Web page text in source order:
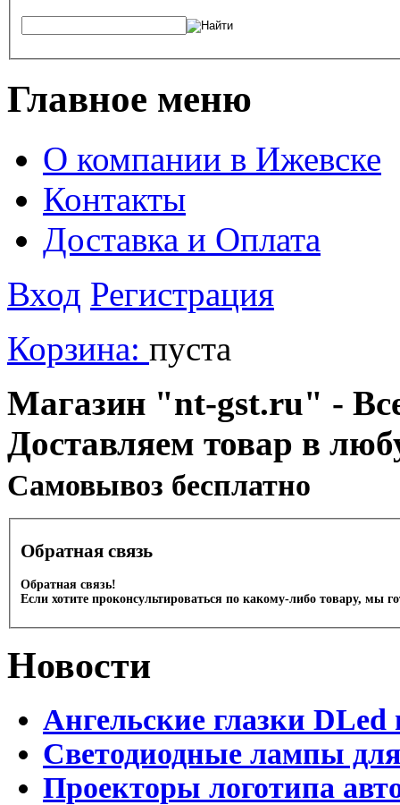
Главное меню
О компании в Ижевске
Контакты
Доставка и Оплата
Вход Регистрация
Корзина: пуста
Магазин "nt-gst.ru" -
Доставляем товар в
Cамовывоз бесплатно
Обратная связь
Обратная связь!
Если хотите проконсультироваться по какому-либо товару, мы
Новости
Ангельские глазки DLed
Светодиодные лампы
Проекторы логотипа